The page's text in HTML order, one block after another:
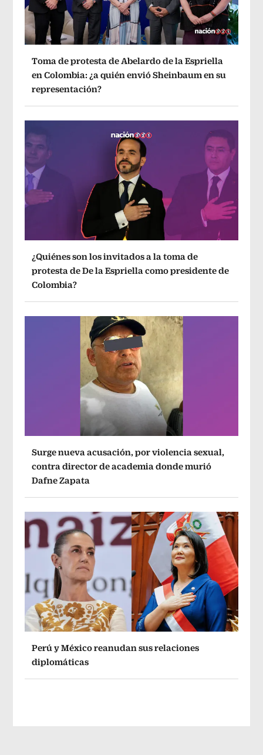
Toma de protesta de Abelardo de la Espriella
en Colombia: ¿a quién envió Sheinbaum en su
representación?
¿Quiénes son los invitados a la toma de
protesta de De la Espriella como presidente de
Colombia?
Surge nueva acusación, por violencia sexual,
contra director de academia donde murió
Dafne Zapata
Perú y México reanudan sus relaciones
diplomáticas